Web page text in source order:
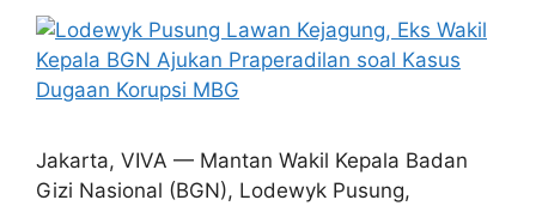
Jakarta, VIVA — Mantan Wakil Kepala Badan
Gizi Nasional (BGN), Lodewyk Pusung,